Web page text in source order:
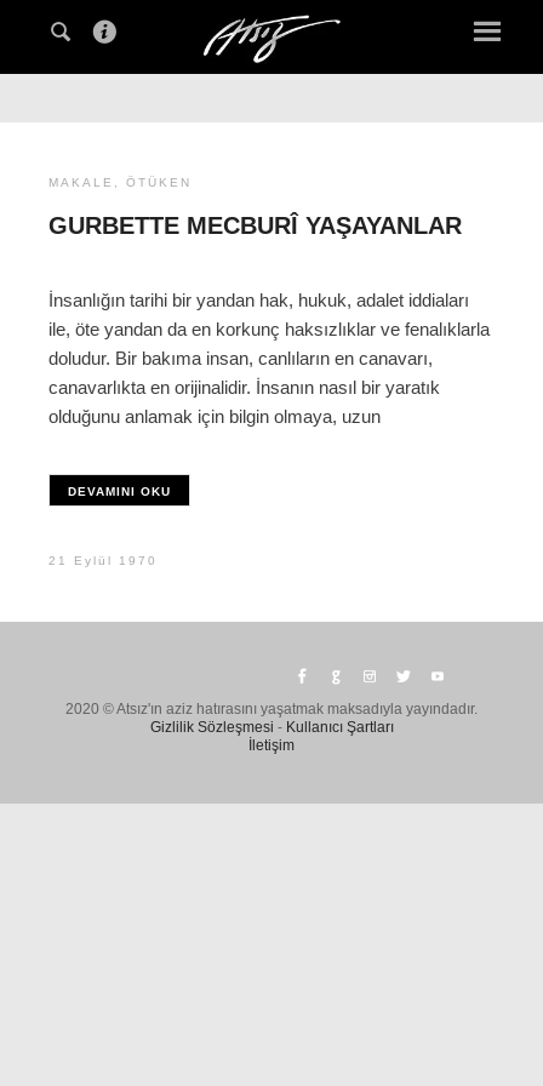
MAKALE , ÖTÜKEN
GURBETTE MECBURÎ YAŞAYANLAR
İnsanlığın tarihi bir yandan hak, hukuk, adalet iddiaları
ile, öte yandan da en korkunç haksızlıklar ve fenalıklarla
doludur. Bir bakıma insan, canlıların en canavarı,
canavarlıkta en orijinalidir. İnsanın nasıl bir yaratık
olduğunu anlamak için bilgin olmaya, uzun
DEVAMINI OKU
21 Eylül 1970
2020 © Atsız'ın aziz hatırasını yaşatmak maksadıyla yayındadır.
Gizlilik Sözleşmesi - Kullanıcı Şartları
İletişim